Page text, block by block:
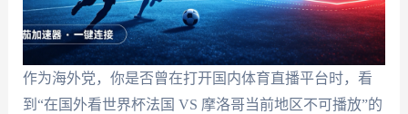
作为海外党，你是否曾在打开国内体育直播平台时，看
到“在国外看世界杯法国 VS 摩洛哥当前地区不可播放”的